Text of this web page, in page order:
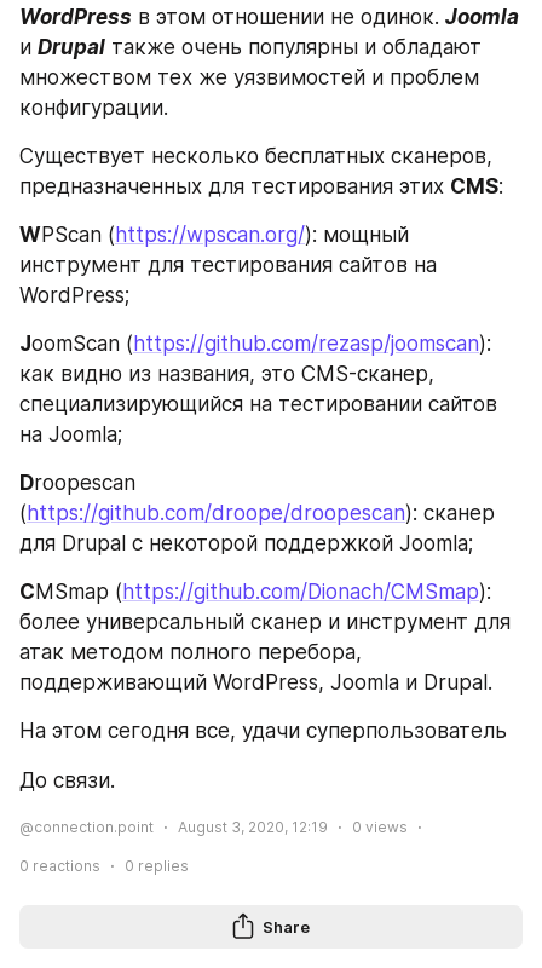
WordPress в этом отношении не одинок. Joomla
и Drupal также очень популярны и обладают
множеством тех же уязвимостей и проблем
конфигурации.
Существует несколько бесплатных сканеров,
предназначенных для тестирования этих CMS:
WPScan ( https://wpscan.org/): мощный
инструмент для тестирования сайтов на
WordPress;
JoomScan ( https://github.com/rezasp/joomscan):
как видно из названия, это CMS-сканер,
специализирующийся на тестировании сайтов
на Joomla;
Droopescan
( https://github.com/droope/droopescan): сканер
для Drupal с некоторой поддержкой Joomla;
C MSmap ( https://github.com/Dionach/CMSmap):
более универсальный сканер и инструмент для
атак методом полного перебора,
поддерживающий WordPress, Joomla и Drupal.
На этом сегодня все, удачи суперпользователь
До связи.
@connection.point August 3, 2020, 12:19 0 views
0 reactions 0 replies
Share